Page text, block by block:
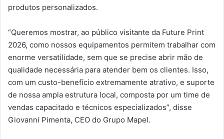
produtos personalizados.
“Queremos mostrar, ao público visitante da Future Print
2026, como nossos equipamentos permitem trabalhar com
enorme versatilidade, sem que se precise abrir mão de
qualidade necessária para atender bem os clientes. Isso,
com um custo-benefício extremamente atrativo, e suporte
de nossa ampla estrutura local, composta por um time de
vendas capacitado e técnicos especializados”, disse
Giovanni Pimenta, CEO do Grupo Mapel.